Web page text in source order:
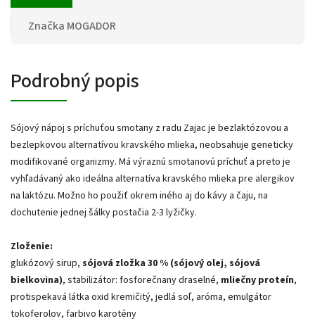
Značka MOGADOR
Podrobný popis
Sójový nápoj s príchuťou smotany z radu Zajac je bezlaktózovou a
bezlepkovou alternatívou kravského mlieka, neobsahuje geneticky
modifikované organizmy. Má výraznú smotanovú príchuť a preto je
vyhľadávaný ako ideálna alternatíva kravského mlieka pre alergikov
na laktózu. Možno ho použiť okrem iného aj do kávy a čaju, na
dochutenie jednej šálky postačia 2-3 lyžičky.
Zloženie:
glukózový sirup, sójová zložka 30 % (sójový olej, sójová
bielkovina), stabilizátor: fosforečnany draselné, mliečny proteín,
protispekavá látka oxid kremičitý, jedlá soľ, aróma, emulgátor
tokoferolov, farbivo karotény